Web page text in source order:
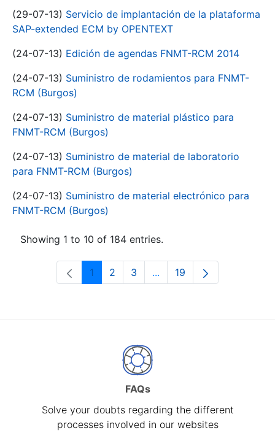
(29-07-13) Servicio de implantación de la plataforma
SAP-extended ECM by OPENTEXT
(24-07-13) Edición de agendas FNMT-RCM 2014
(24-07-13) Suministro de rodamientos para FNMT-
RCM (Burgos)
(24-07-13) Suministro de material plástico para
FNMT-RCM (Burgos)
(24-07-13) Suministro de material de laboratorio
para FNMT-RCM (Burgos)
(24-07-13) Suministro de material electrónico para
FNMT-RCM (Burgos)
Showing 1 to 10 of 184 entries.
Page
1 Page
2 Page
3 ...Intermediate Pages Use
Page
19
FAQs
Solve your doubts regarding the different
processes involved in our websites